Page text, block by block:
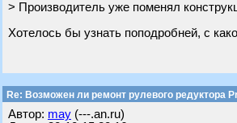
> Производитель уже поменял
Хотелось бы узнать поподробней, с
Re: Возможен ли ремонт рулевого редуктора
Автор: may (---.an.ru)